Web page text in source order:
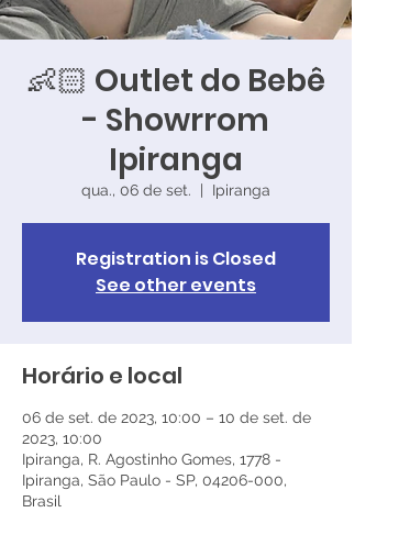
👶🏻 Outlet do Bebê
- Showrrom
Ipiranga
qua., 06 de set. Ipiranga
Registration is Closed
See other events
Horário e local
06 de set. de 2023, 10:00 – 10 de set. de
2023, 10:00
Ipiranga, R. Agostinho Gomes, 1778 -
Ipiranga, São Paulo - SP, 04206-000,
Brasil